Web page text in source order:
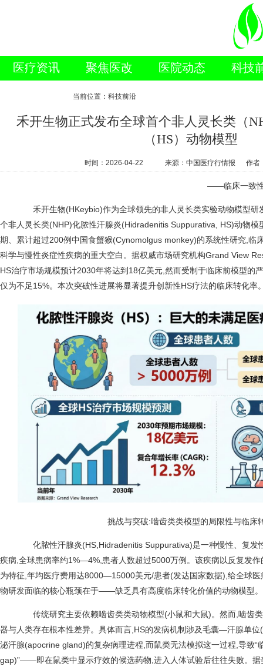
医疗资讯 聚焦医改 医院动态
科技
当前位置：科技前沿
禾开生物正式发布全球首个非人灵长类（
（HS）动物模型
时间：2026-04-22 来源：中国医疗行情报 作者
——临床一致性
禾开生物(HKeybio)作为全球领先的非人灵长类实验动物模型研
个非人灵长类(NHP)化脓性汗腺炎(Hidradenitis Suppurativa, HS)动物模
期、累计超过200例中国食蟹猴(Cynomolgus monkey)的系统性研究,临
科学与慢性炎症性疾病的重大空白。据权威市场研究机构Grand View
HS治疗市场规模预计2030年将达到18亿美元,然而受制于临床前模型的
仅为不足15%。本次突破性进展将显著提升创新性HS疗法的临床转化率
挑战与突破:啮齿类类模型的局限性与临床
化脓性汗腺炎(HS,Hidradenitis Suppurativa)是一种慢性、复发
疾病,全球患病率约1%—4%,患者人数超过5000万例。该疾病以反复发
为特征,年均医疗费用达8000—15000美元/患者(发达国家数据),给全球
物研发面临的核心瓶颈在于——缺乏具有高度临床转化价值的动物模型。
传统研究主要依赖啮齿类类动物模型(小鼠和大鼠)。然而,啮齿
器与人类存在根本性差异。具体而言,HS的发病机制涉及毛囊—汗腺单
泌汗腺(apocrine gland)的复杂病理进程,而鼠类无法模拟这一过程,导致“
gap)”——即在鼠类中显示疗效的候选药物,进入人体试验后往往失败。